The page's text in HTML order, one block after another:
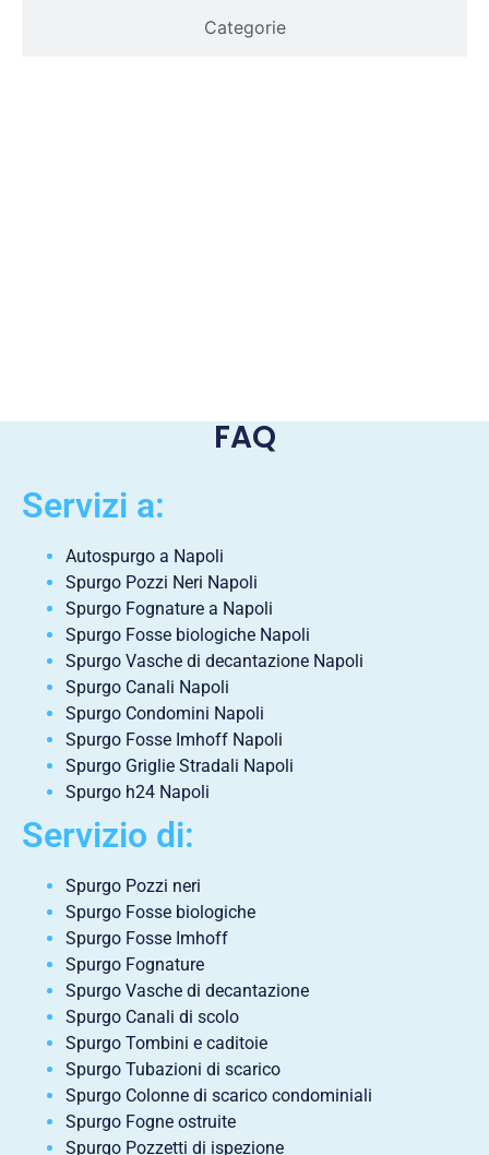
Categorie
FAQ
Servizi a:
Autospurgo a Napoli
Spurgo Pozzi Neri Napoli
Spurgo Fognature a Napoli
Spurgo Fosse biologiche Napoli
Spurgo Vasche di decantazione Napoli
Spurgo Canali Napoli
Spurgo Condomini Napoli
Spurgo Fosse Imhoff Napoli
Spurgo Griglie Stradali Napoli
Spurgo h24 Napoli
Servizio di:
Spurgo Pozzi neri
Spurgo Fosse biologiche
Spurgo Fosse Imhoff
Spurgo Fognature
Spurgo Vasche di decantazione
Spurgo Canali di scolo
Spurgo Tombini e caditoie
Spurgo Tubazioni di scarico
Spurgo Colonne di scarico condominiali
Spurgo Fogne ostruite
Spurgo Pozzetti di ispezione